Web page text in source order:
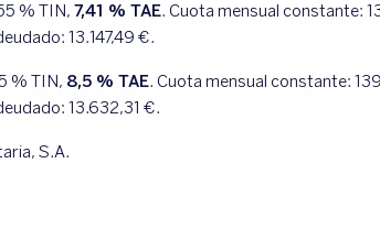
% TIN, 7,41 % TAE. Cuota mensual constante:
13.147,49 €.
% TIN, 8,5 % TAE. Cuota mensual constante:
13.632,31 €.
S.A.